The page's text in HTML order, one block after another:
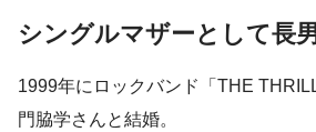
シングルマザーとして長
1999年にロックバンド「THE
門脇学さんと結婚。